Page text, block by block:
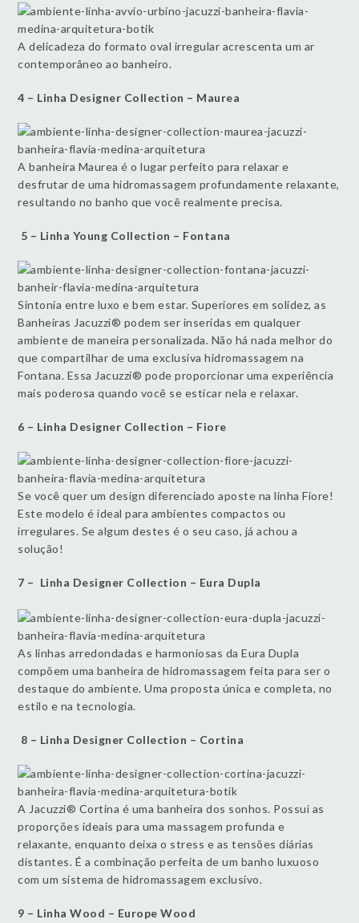
A delicadeza do formato oval irregular acrescenta um ar
contemporâneo ao banheiro.
4 – Linha Designer Collection – Maurea
A banheira Maurea é o lugar perfeito para relaxar e
desfrutar de uma hidromassagem profundamente relaxante,
resultando no banho que você realmente precisa.
5 – Linha Young Collection – Fontana
Sintonia entre luxo e bem estar. Superiores em solidez, as
Banheiras Jacuzzi® podem ser inseridas em qualquer
ambiente de maneira personalizada. Não há nada melhor do
que compartilhar de uma exclusiva hidromassagem na
Fontana. Essa Jacuzzi® pode proporcionar uma experiência
mais poderosa quando você se esticar nela e relaxar.
6 – Linha Designer Collection – Fiore
Se você quer um design diferenciado aposte na linha Fiore!
Este modelo é ideal para ambientes compactos ou
irregulares. Se algum destes é o seu caso, já achou a
solução!
7 – Linha Designer Collection – Eura Dupla
As linhas arredondadas e harmoniosas da Eura Dupla
compõem uma banheira de hidromassagem feita para ser o
destaque do ambiente. Uma proposta única e completa, no
estilo e na tecnologia.
8 – Linha Designer Collection – Cortina
A Jacuzzi® Cortina é uma banheira dos sonhos. Possui as
proporções ideais para uma massagem profunda e
relaxante, enquanto deixa o stress e as tensões diárias
distantes. É a combinação perfeita de um banho luxuoso
com um sistema de hidromassagem exclusivo.
9 – Linha Wood – Europe Wood